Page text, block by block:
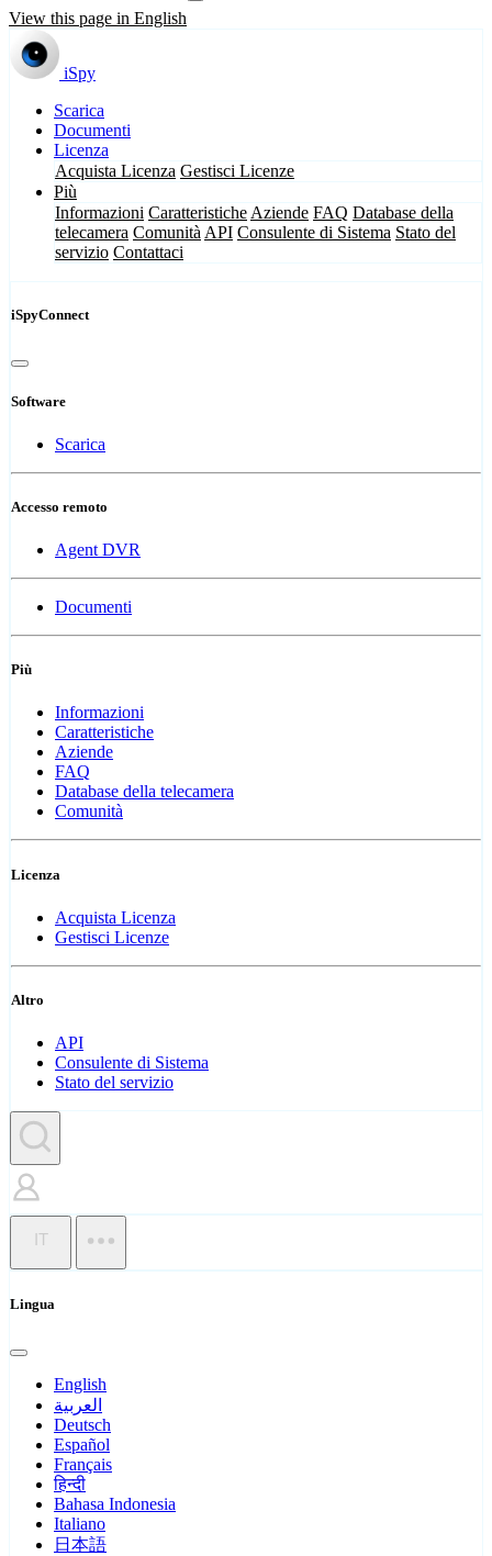
View this page in English
iSpy
Scarica
Documenti
Licenza
Acquista Licenza Gestisci Licenze
Più
Informazioni Caratteristiche Aziende FAQ Database della
telecamera Comunità API Consulente di Sistema Stato del
servizio Contattaci
iSpyConnect
Software
Scarica
Accesso remoto
Agent DVR
Documenti
Più
Informazioni
Caratteristiche
Aziende
FAQ
Database della telecamera
Comunità
Licenza
Acquista Licenza
Gestisci Licenze
Altro
API
Consulente di Sistema
Stato del servizio
IT
Lingua
English
العربية
Deutsch
Español
Français
हिन्दी
Bahasa Indonesia
Italiano
日本語